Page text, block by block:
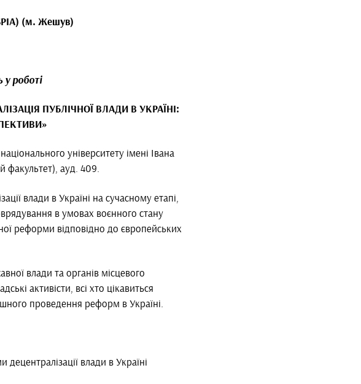
(м. Жешув)
роботі
ПУБЛІЧНОЇ ВЛАДИ В УКРАЇНІ:
університету імені Івана
факультет), ауд. 409.
влади в Україні на сучасному етапі,
в умовах воєнного стану
реформи відповідно до європейських
влади та органів місцевого
активісти, всі хто цікавиться
проведення реформ в Україні.
влади в Україні